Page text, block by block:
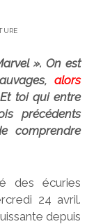
». On est
alors
toi qui entre
précédents
comprendre
des écuries
24 avril.
depuis